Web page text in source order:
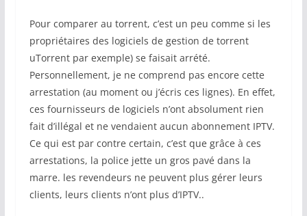
Pour comparer au torrent, c’est un peu comme si les
propriétaires des logiciels de gestion de torrent
uTorrent par exemple) se faisait arrété.
Personnellement, je ne comprend pas encore cette
arrestation (au moment ou j’écris ces lignes). En effet,
ces fournisseurs de logiciels n’ont absolument rien
fait d’illégal et ne vendaient aucun abonnement IPTV.
Ce qui est par contre certain, c’est que grâce à ces
arrestations, la police jette un gros pavé dans la
marre. les revendeurs ne peuvent plus gérer leurs
clients, leurs clients n’ont plus d’IPTV..